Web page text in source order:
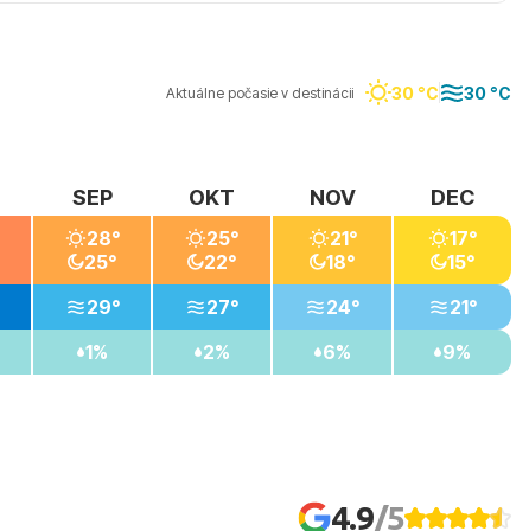
Aktuálne počasie v destinácii 30 °C 30 °C
SEP
28°
25°
29°
1%
OKT
25°
22°
27°
2%
NOV
21°
18°
24°
6%
DEC
17°
15°
21°
9%
4.9/5